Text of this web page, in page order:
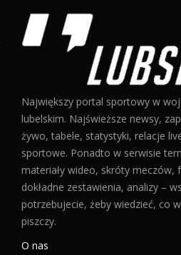
Największy portal sportowy w
lubelskim. Najświeższe newsy,
żywo, tabele, statystyki, relacje
sportowe. Ponadto w serwisie
materiały wideo, skróty meczów,
dokładne zestawienia, analizy –
potrzebujecie, żeby wiedzieć, co
piszczy.
O nas